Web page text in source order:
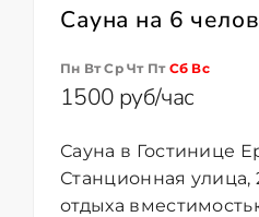
Сауна на 6
Пн Вт Ср Чт Пт Сб Вс
1500 руб/час
Сауна в Гостинице
Станционная улица,
отдыха